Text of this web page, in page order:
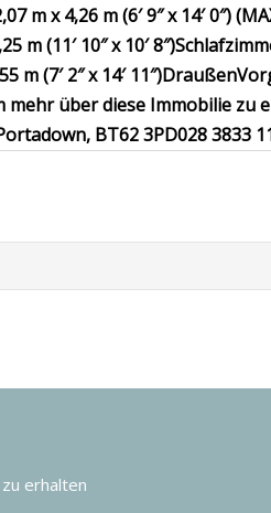
m x 4,26 m (6′ 9″ x 14′ 0″)
m (11′ 10″ x 10′ 8″)
m (7′ 2″ x 14′ 11″)Draußen
mehr über diese Immobilie zu
BT62 3PD028 3833
erhalten